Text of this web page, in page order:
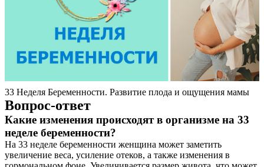
33 Неделя Беременности. Развитие плода и ощущения мамы
Вопрос-ответ
Какие изменения происходят в организме на 33
неделе беременности?
На 33 неделе беременности женщина может заметить
увеличение веса, усиление отеков, а также изменения в